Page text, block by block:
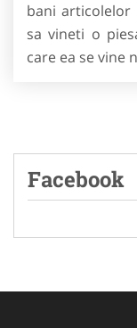
bani
sa vineti o
care ea se vine
Facebook